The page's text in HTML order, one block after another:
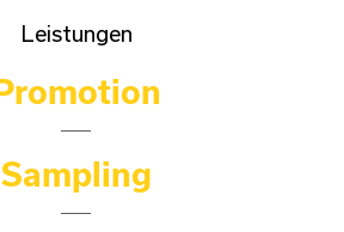
Leistungen
Sampling